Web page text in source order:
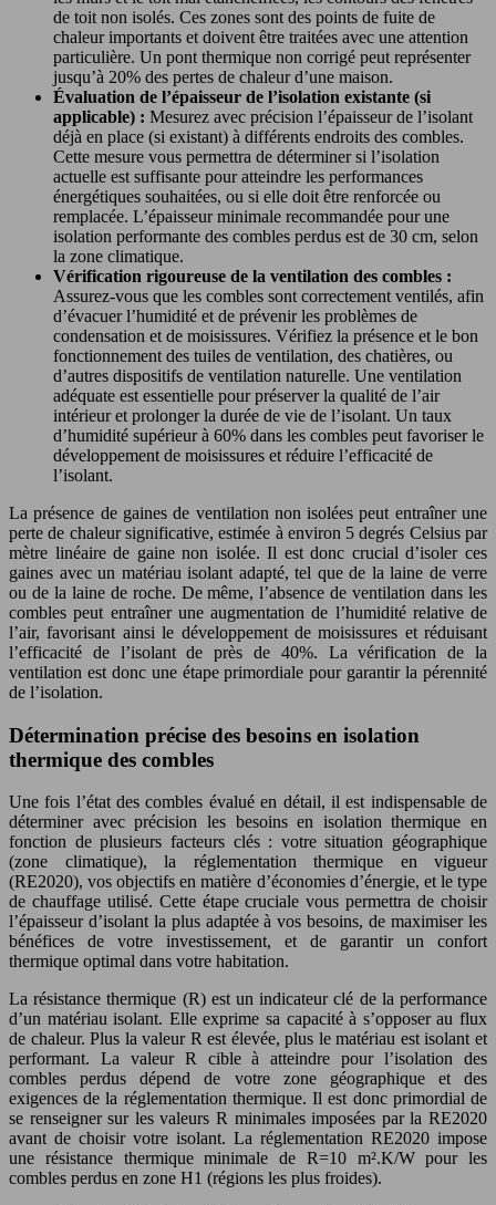
de toit non isolés. Ces zones sont des points de fuite de
chaleur importants et doivent être traitées avec une attention
particulière. Un pont thermique non corrigé peut représenter
jusqu’à 20% des pertes de chaleur d’une maison.
Évaluation de l’épaisseur de l’isolation existante (si
applicable) : Mesurez avec précision l’épaisseur de l’isolant
déjà en place (si existant) à différents endroits des combles.
Cette mesure vous permettra de déterminer si l’isolation
actuelle est suffisante pour atteindre les performances
énergétiques souhaitées, ou si elle doit être renforcée ou
remplacée. L’épaisseur minimale recommandée pour une
isolation performante des combles perdus est de 30 cm, selon
la zone climatique.
Vérification rigoureuse de la ventilation des combles :
Assurez-vous que les combles sont correctement ventilés, afin
d’évacuer l’humidité et de prévenir les problèmes de
condensation et de moisissures. Vérifiez la présence et le bon
fonctionnement des tuiles de ventilation, des chatières, ou
d’autres dispositifs de ventilation naturelle. Une ventilation
adéquate est essentielle pour préserver la qualité de l’air
intérieur et prolonger la durée de vie de l’isolant. Un taux
d’humidité supérieur à 60% dans les combles peut favoriser le
développement de moisissures et réduire l’efficacité de
l’isolant.
La présence de gaines de ventilation non isolées peut entraîner une
perte de chaleur significative, estimée à environ 5 degrés Celsius par
mètre linéaire de gaine non isolée. Il est donc crucial d’isoler ces
gaines avec un matériau isolant adapté, tel que de la laine de verre
ou de la laine de roche. De même, l’absence de ventilation dans les
combles peut entraîner une augmentation de l’humidité relative de
l’air, favorisant ainsi le développement de moisissures et réduisant
l’efficacité de l’isolant de près de 40%. La vérification de la
ventilation est donc une étape primordiale pour garantir la pérennité
de l’isolation.
Détermination précise des besoins en isolation
thermique des combles
Une fois l’état des combles évalué en détail, il est indispensable de
déterminer avec précision les besoins en isolation thermique en
fonction de plusieurs facteurs clés : votre situation géographique
(zone climatique), la réglementation thermique en vigueur
(RE2020), vos objectifs en matière d’économies d’énergie, et le type
de chauffage utilisé. Cette étape cruciale vous permettra de choisir
l’épaisseur d’isolant la plus adaptée à vos besoins, de maximiser les
bénéfices de votre investissement, et de garantir un confort
thermique optimal dans votre habitation.
La résistance thermique (R) est un indicateur clé de la performance
d’un matériau isolant. Elle exprime sa capacité à s’opposer au flux
de chaleur. Plus la valeur R est élevée, plus le matériau est isolant et
performant. La valeur R cible à atteindre pour l’isolation des
combles perdus dépend de votre zone géographique et des
exigences de la réglementation thermique. Il est donc primordial de
se renseigner sur les valeurs R minimales imposées par la RE2020
avant de choisir votre isolant. La réglementation RE2020 impose
une résistance thermique minimale de R=10 m².K/W pour les
combles perdus en zone H1 (régions les plus froides).